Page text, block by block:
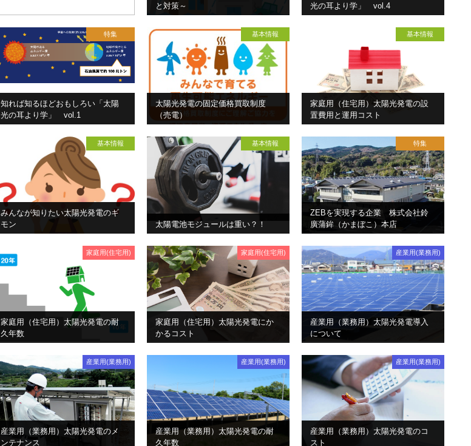
と対策～
光の耳より学」 vol.4
特集
知れば知るほどおもしろい「太陽
光の耳より学」 vol.1
基本情報
太陽光発電の固定価格買取制度
（売電）
基本情報
家庭用（住宅用）太陽光発電の設
置費用と運用コスト
基本情報
みんなが知りたい太陽光発電のギ
モン
基本情報
太陽電池モジュールは重い？！
特集
ZEBを実現する企業 株式会社鈴
廣蒲鉾（かまぼこ）本店
家庭用(住宅用)
家庭用（住宅用）太陽光発電の耐
久年数
家庭用(住宅用)
家庭用（住宅用）太陽光発電にか
かるコスト
産業用(業務用)
産業用（業務用）太陽光発電導入
について
産業用(業務用)
産業用（業務用）太陽光発電のメ
ンテナンス
産業用(業務用)
産業用（業務用）太陽光発電の耐
久年数
産業用(業務用)
産業用（業務用）太陽光発電のコ
スト